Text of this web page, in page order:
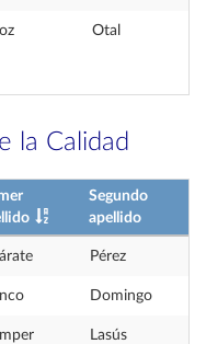
Otal
la Calidad
Segundo
apellido
Pérez
Domingo
Lasús